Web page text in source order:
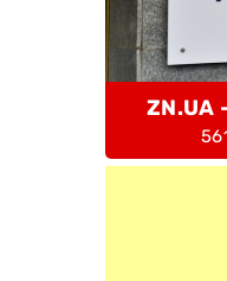
ZN.UA